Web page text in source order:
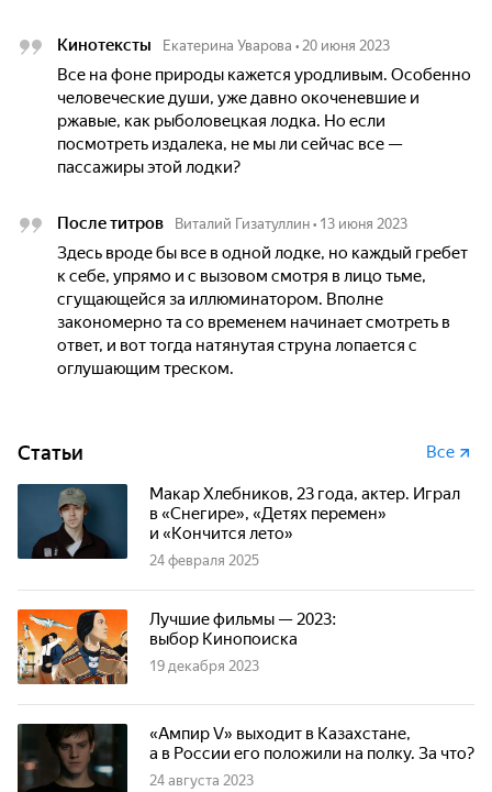
Кинотексты Екатерина Уварова • 20 июня 2023
Все на фоне природы кажется уродливым. Особенно
человеческие души, уже давно окоченевшие и
ржавые, как рыболовецкая лодка. Но если
посмотреть издалека, не мы ли сейчас все —
пассажиры этой лодки?
После титров Виталий Гизатуллин • 13 июня 2023
Здесь вроде бы все в одной лодке, но каждый гребет
к себе, упрямо и с вызовом смотря в лицо тьме,
сгущающейся за иллюминатором. Вполне
закономерно та со временем начинает смотреть в
ответ, и вот тогда натянутая струна лопается с
оглушающим треском.
Статьи Все
Макар Хлебников, 23 года, актер. Играл
в «Снегире», «Детях перемен»
и «Кончится лето»
24 февраля 2025
Лучшие фильмы — 2023:
выбор Кинопоиска
19 декабря 2023
«Ампир V» выходит в Казахстане,
а в России его положили на полку. За что?
24 августа 2023